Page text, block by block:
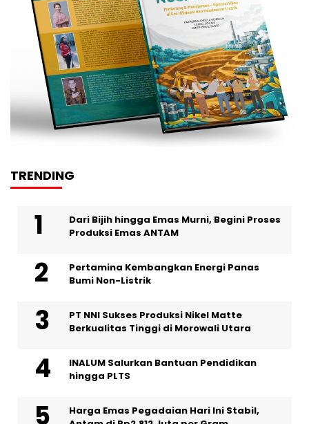
TRENDING
Dari Bijih hingga Emas Murni, Begini Proses
Produksi Emas ANTAM
Pertamina Kembangkan Energi Panas
Bumi Non-Listrik
PT NNI Sukses Produksi Nikel Matte
Berkualitas Tinggi di Morowali Utara
INALUM Salurkan Bantuan Pendidikan
hingga PLTS
Harga Emas Pegadaian Hari Ini Stabil,